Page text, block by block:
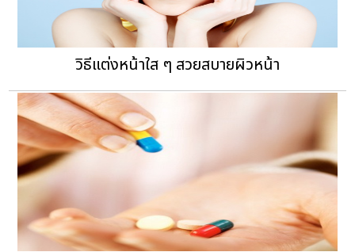
วิธีแต่งหน้าใส ๆ สวยสบายผิวหน้า